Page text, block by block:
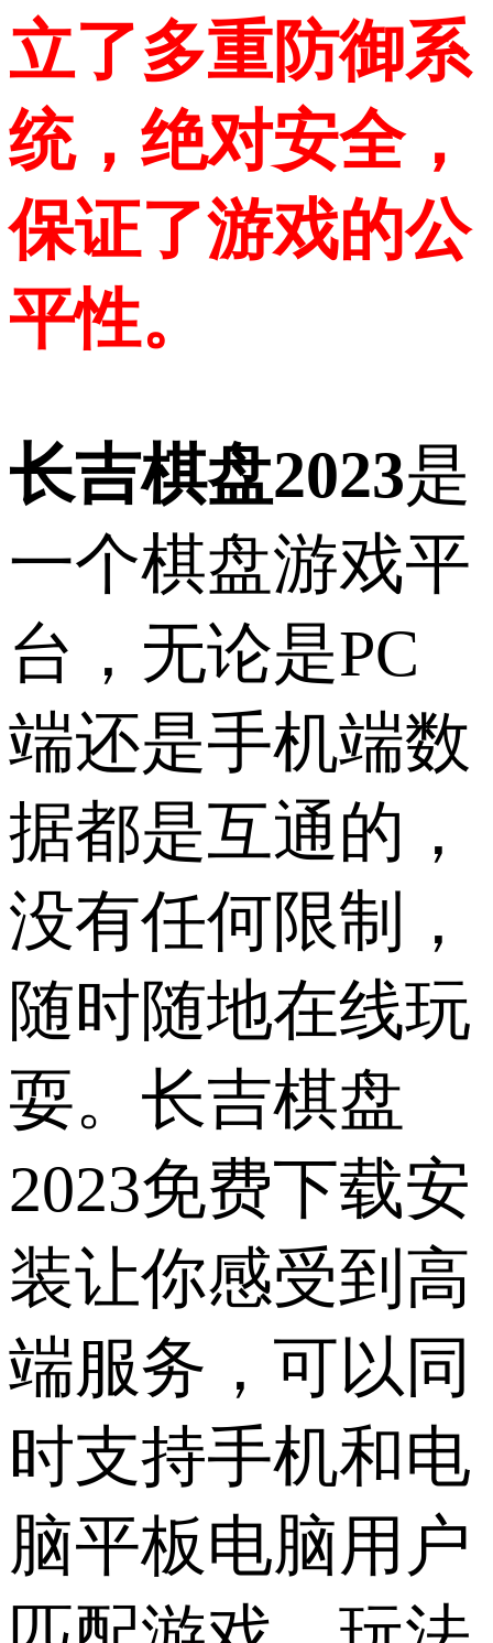
立了多重防御系
统，绝对安全，
保证了游戏的公
平性。
长吉棋盘2023是
一个棋盘游戏平
台，无论是PC
端还是手机端数
据都是互通的，
没有任何限制，
随时随地在线玩
耍。长吉棋盘
2023免费下载安
装让你感受到高
端服务，可以同
时支持手机和电
脑平板电脑用户